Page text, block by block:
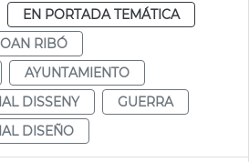
EN PORTADA TEMÁTICA
RIBÓ
AYUNTAMIENTO
DISSENY
GUERRA
DISEÑO